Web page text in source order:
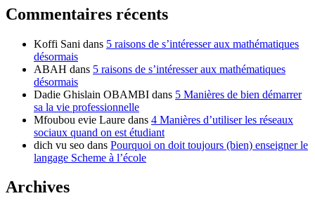
Commentaires récents
Koffi Sani dans 5 raisons de s’intéresser aux mathématiques
désormais
ABAH dans 5 raisons de s’intéresser aux mathématiques
désormais
Dadie Ghislain OBAMBI dans 5 Manières de bien démarrer
sa la vie professionnelle
Mfoubou evie Laure dans 4 Manières d’utiliser les réseaux
sociaux quand on est étudiant
dich vu seo dans Pourquoi on doit toujours (bien) enseigner le
langage Scheme à l’école
Archives